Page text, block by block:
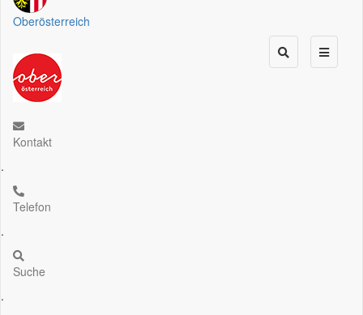
Oberösterreich
Kontakt
.
Telefon
.
Suche
.